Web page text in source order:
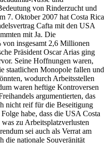
von Rinderzucht und
7. Oktober 2007 hat Costa Rica
Cafta mit den USA
mit Ja. Die
insgesamt 2,6 Millionen
Präsident Oscar Arias ging
Seine Hoffnungen waren,
staatlichen Monopole fallen und
wodurch Arbeitsstellen
waren heftige Kontroversen
argumentierten, das
nicht reif für die Beseitigung
habe, dass die USA Costa
zu Arbeitsplatzverlusten
sei auch als Verrat am
die nationale Souveränität